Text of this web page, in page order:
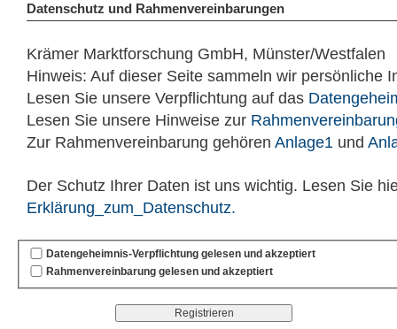
Datenschutz und Rahmenvereinbarungen
Krämer Marktforschung GmbH, Münster/Westfalen
Hinweis: Auf dieser Seite sammeln wir persönliche
Lesen Sie unsere Verpflichtung auf das
Lesen Sie unsere Hinweise zur
Zur Rahmenvereinbarung gehören Anlage1 und
Der Schutz Ihrer Daten ist uns wichtig. Lesen Sie
Erklärung_zum_Datenschutz.
Datengeheimnis-Verpflichtung gelesen und akzeptiert
Rahmenvereinbarung gelesen und akzeptiert